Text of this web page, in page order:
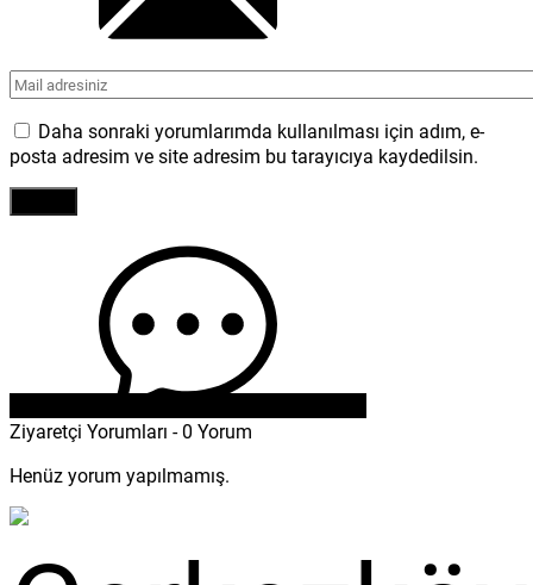
Daha sonraki yorumlarımda kullanılması için adım, e-
posta adresim ve site adresim bu tarayıcıya kaydedilsin.
Ziyaretçi Yorumları - 0 Yorum
Henüz yorum yapılmamış.